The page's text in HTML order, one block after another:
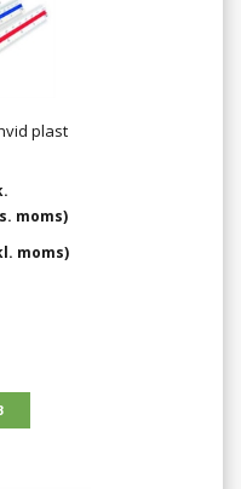
plast
moms)
moms)